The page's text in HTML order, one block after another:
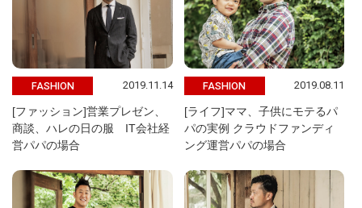
FASHION 2019.11.14
[ファッション]営業プレゼン、
商談、ハレの日の服 IT会社経
営パパの場合
FASHION 2019.08.11
[ライフ]ママ、子供にモテるパ
パの実例 クラウドファンディ
ング運営パパの場合